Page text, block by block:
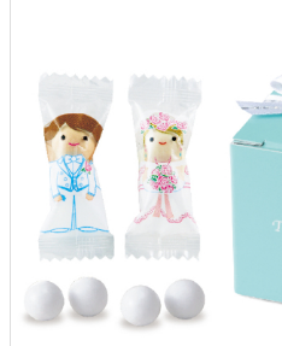
引出物ギフト
カタログギフト
ブライダルバッグ
演出用品
内祝い 出産祝い
季節イベント特集